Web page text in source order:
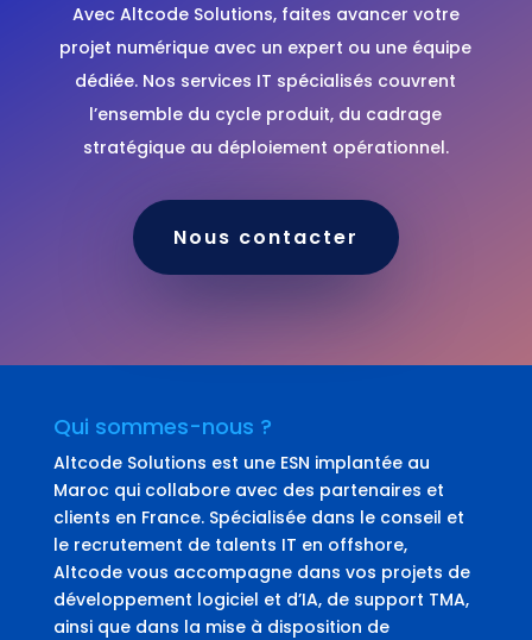
Avec Altcode Solutions, faites avancer votre
projet numérique avec un expert ou une équipe
dédiée. Nos services IT spécialisés couvrent
l’ensemble du cycle produit, du cadrage
stratégique au déploiement opérationnel.
Nous contacter
Qui sommes-nous ?
Altcode Solutions est une ESN implantée au
Maroc qui collabore avec des partenaires et
clients en France. Spécialisée dans le conseil et
le recrutement de talents IT en offshore,
Altcode vous accompagne dans vos projets de
développement logiciel et d’IA, de support TMA,
ainsi que dans la mise à disposition de